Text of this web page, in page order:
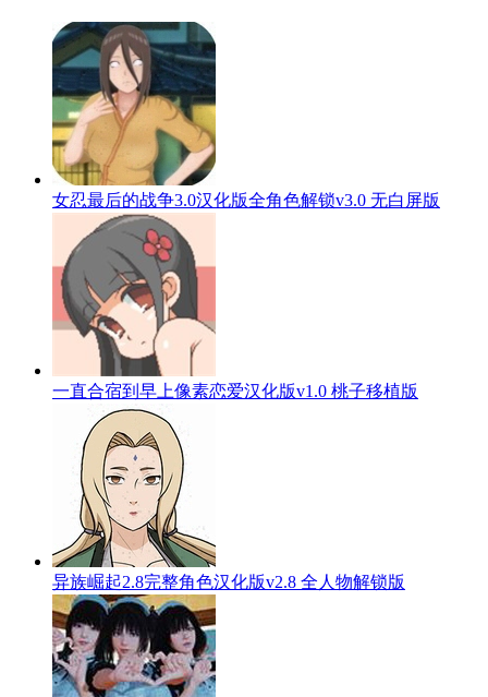
女忍最后的战争3.0汉化版全角色解锁v3.0 无白屏版
一直合宿到早上像素恋爱汉化版v1.0 桃子移植版
异族崛起2.8完整角色汉化版v2.8 全人物解锁版